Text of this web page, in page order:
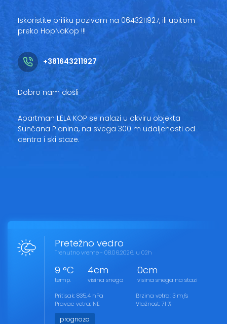
Iskoristite priliku pozivom na 0643211927, ili upitom
preko HopNaKop !!!
+381643211927
Dobro nam došli
Apartman LELA KOP se nalazi u okviru objekta
Sunčana Planina, na svega 300 m udaljenosti od
centra i ski staze.
Pretežno vedro
Trenutno vreme - 08.06.2026. u 02h
9 °C
temp.
4cm
visina snega
0cm
visina snega na stazi
Pritisak: 835.4 hPa
Pravac vetra: NE
Brzina vetra: 3 m/s
Vlažnost: 71 %
prognoza